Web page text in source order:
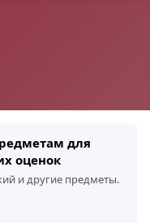
для
оценок
и другие предметы.